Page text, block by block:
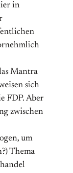
in
Mantra
sich
FDP. Aber
zwischen
um
Thema